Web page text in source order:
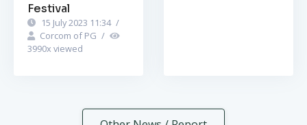
Festival
15 July 2023 11:34 /
Corcom of PG /
3990x viewed